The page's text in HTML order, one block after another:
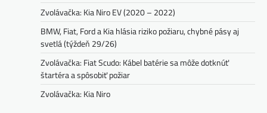
Zvolávačka: Kia Niro EV (2020 – 2022)
BMW, Fiat, Ford a Kia hlásia riziko požiaru, chybné pásy aj
svetlá (týždeň 29/26)
Zvolávačka: Fiat Scudo: Kábel batérie sa môže dotknúť
štartéra a spôsobiť požiar
Zvolávačka: Kia Niro